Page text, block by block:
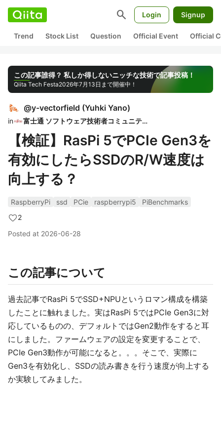
search Login Signup
Trend Stock List Question Official Event Official
この記事誰得？ 私しか得しないニッチな技術で記事投稿！
Qiita Tech Festa2026年7月13日まで開催中！
@y-vectorfield (Yuhki Yano)
in 富士通 ソフトウェア技術者コミュニティ
【検証】RasPi 5でPCIe Gen3を
有効にしたらSSDのR/W速度は
向上する？
RaspberryPi ssd PCie raspberrypi5
PiBenchmarks
2
Posted at 2026-06-28
この記事について
過去記事でRasPi 5でSSD+NPUというロマン構成を構築
したことに触れました。実はRasPi 5ではPCIe Gen3に対
応しているものの、デフォルトではGen2動作をすると耳
にしました。ファームウェアの設定を変更することで、
PCIe Gen3動作が可能になると。。。そこで、実際に
Gen3を有効化し、SSDの読み書きを行う速度が向上する
か実験してみました。